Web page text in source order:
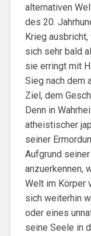
alternativen
des 20.
Krieg
sich sehr bald
sie erringt mit
Sieg nach dem
Ziel, dem
Denn in
atheistischer
seiner
Aufgrund
anzuerkennen,
Welt im Körper
sich weiterhin
oder eines
seine Seele in